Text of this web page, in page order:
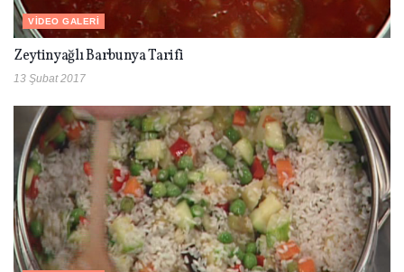
VIDEO GALERI
Zeytinyağlı Barbunya Tarifi
13 Şubat 2017